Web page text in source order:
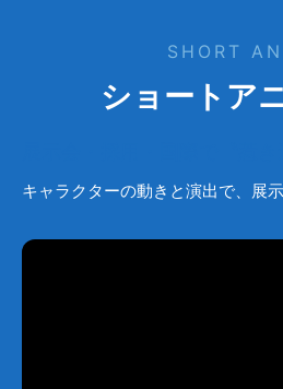
SHORT
ショートア
キャラクターの動きと演出で、展